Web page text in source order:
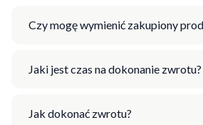
Czy mogę wymienić zakupiony
Jaki jest czas na dokonanie zwrotu?
Jak dokonać zwrotu?